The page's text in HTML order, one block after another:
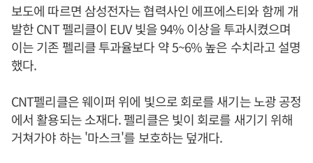
보도에 따르면 삼성전자는 협력사인 에프에스티와 함께 개
발한 CNT 펠리클이 EUV 빛을 94% 이상을 투과시켰으며
이는 기존 펠리클 투과율보다 약 5~6% 높은 수치라고 설명
했다.
CNT펠리클은 웨이퍼 위에 빛으로 회로를 새기는 노광 공정
에서 활용되는 소재다. 펠리클은 빛이 회로를 새기기 위해
거쳐가야 하는 '마스크'를 보호하는 덮개다.